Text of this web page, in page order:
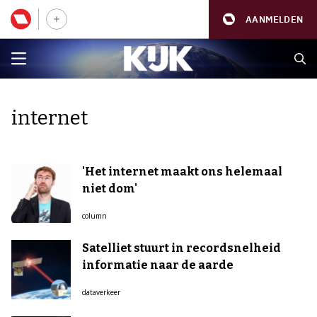
AANMELDEN
internet
'Het internet maakt ons helemaal
niet dom'
column
Satelliet stuurt in recordsnelheid
informatie naar de aarde
dataverkeer